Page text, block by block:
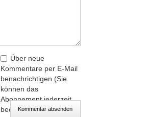
Über neue
Kommentare per E-Mail
benachrichtigen (Sie
können das
Abonnement jederzeit
beenden)Kommentar absenden